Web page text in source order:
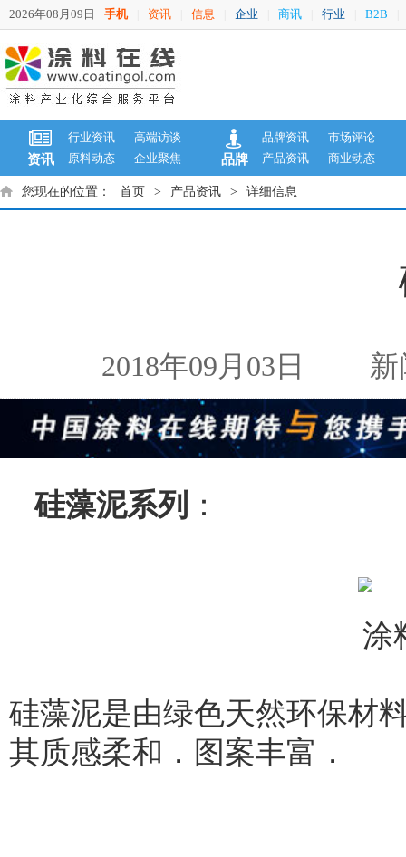
2026年08月09日 手机 资讯 信息 企业 商讯 行业 B2B
资讯
行业资讯
高端访谈
原料动态
企业聚焦 品牌
品牌资讯
市场评论
产品资讯
商业动态
您现在的位置： 首页 > 产品资讯 > 详细信息
2018年09月03日 新
硅藻泥系列 ：
硅藻泥是由绿色天然环保材
其质感柔和．图案丰富．